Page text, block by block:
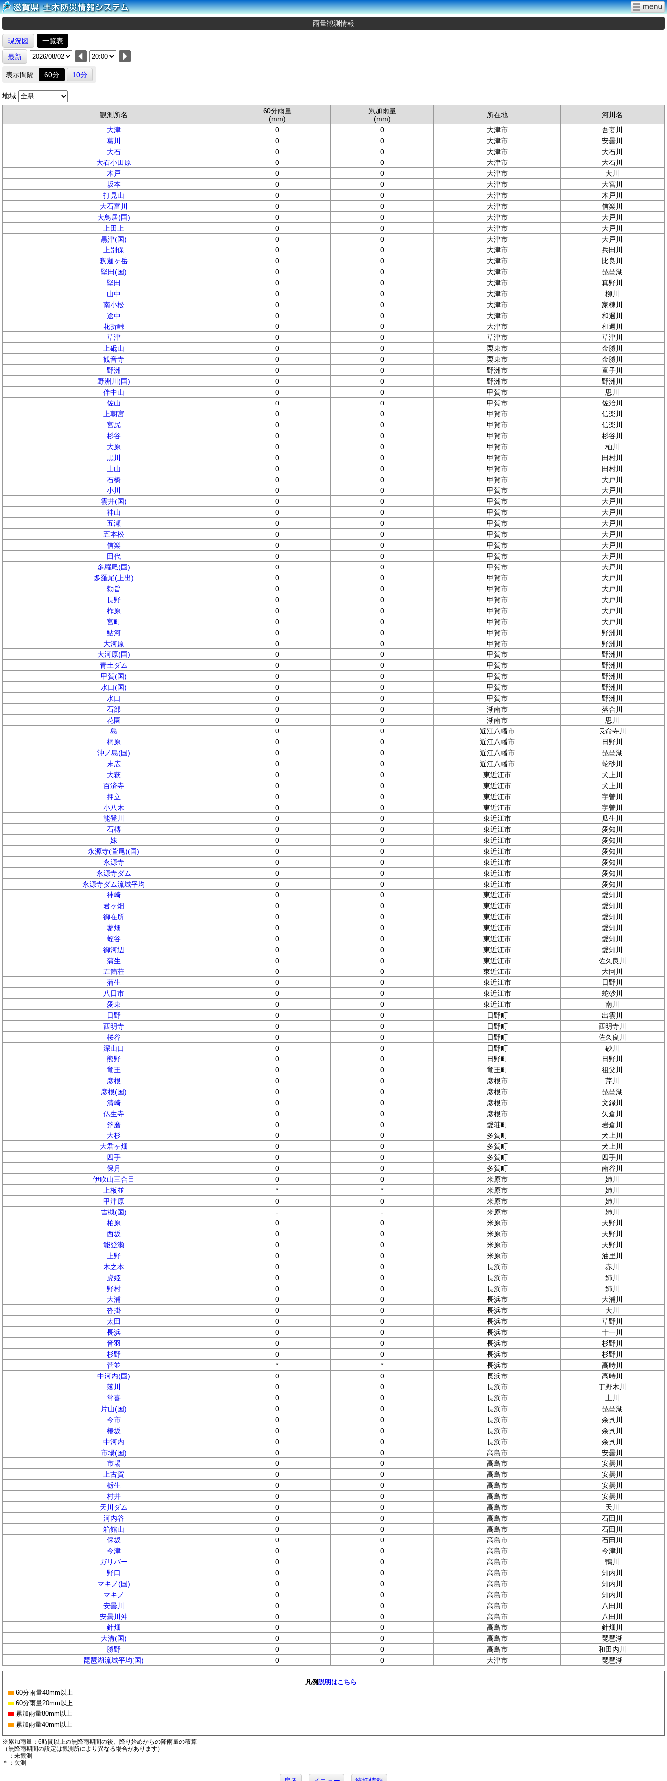
雨量観測情報
現況図
一覧表
最新
表示間隔 60分 10分
地域
観測所名
60分雨量
(mm)
累加雨量
(mm)
所在地
河川名
大津
0 0 大津市
吾妻川
葛川
0 0 大津市
安曇川
大石
0 0 大津市
大石川
大石小田原
0 0 大津市
大石川
木戸
0 0 大津市
大川
坂本
0 0 大津市
大宮川
打見山
0 0 大津市
木戸川
大石富川
0 0 大津市
信楽川
大鳥居(国)
0 0 大津市
大戸川
上田上
0 0 大津市
大戸川
黒津(国)
0 0 大津市
大戸川
上別保
0 0 大津市
兵田川
釈迦ヶ岳
0 0 大津市
比良川
堅田(国)
0 0 大津市
琵琶湖
堅田
0 0 大津市
真野川
山中
0 0 大津市
柳川
南小松
0 0 大津市
家棟川
途中
0 0 大津市
和邇川
花折峠
0 0 大津市
和邇川
草津
0 0 草津市
草津川
上砥山
0 0 栗東市
金勝川
観音寺
0 0 栗東市
金勝川
野洲
0 0 野洲市
童子川
野洲川(国)
0 0 野洲市
野洲川
伴中山
0 0 甲賀市
思川
佐山
0 0 甲賀市
佐治川
上朝宮
0 0 甲賀市
信楽川
宮尻
0 0 甲賀市
信楽川
杉谷
0 0 甲賀市
杉谷川
大原
0 0 甲賀市
杣川
黒川
0 0 甲賀市
田村川
土山
0 0 甲賀市
田村川
石橋
0 0 甲賀市
大戸川
小川
0 0 甲賀市
大戸川
雲井(国)
0 0 甲賀市
大戸川
神山
0 0 甲賀市
大戸川
五瀬
0 0 甲賀市
大戸川
五本松
0 0 甲賀市
大戸川
信楽
0 0 甲賀市
大戸川
田代
0 0 甲賀市
大戸川
多羅尾(国)
0 0 甲賀市
大戸川
多羅尾(上出)
0 0 甲賀市
大戸川
勅旨
0 0 甲賀市
大戸川
長野
0 0 甲賀市
大戸川
柞原
0 0 甲賀市
大戸川
宮町
0 0 甲賀市
大戸川
鮎河
0 0 甲賀市
野洲川
大河原
0 0 甲賀市
野洲川
大河原(国)
0 0 甲賀市
野洲川
青土ダム
0 0 甲賀市
野洲川
甲賀(国)
0 0 甲賀市
野洲川
水口(国)
0 0 甲賀市
野洲川
水口
0 0 甲賀市
野洲川
石部
0 0 湖南市
落合川
花園
0 0 湖南市
思川
島
0 0 近江八幡市
長命寺川
桐原
0 0 近江八幡市
日野川
沖ノ島(国)
0 0 近江八幡市
琵琶湖
末広
0 0 近江八幡市
蛇砂川
大萩
0 0 東近江市
犬上川
百済寺
0 0 東近江市
犬上川
押立
0 0 東近江市
宇曽川
小八木
0 0 東近江市
宇曽川
能登川
0 0 東近江市
瓜生川
石槫
0 0 東近江市
愛知川
妹
0 0 東近江市
愛知川
永源寺(萱尾)(国)
0 0 東近江市
愛知川
永源寺
0 0 東近江市
愛知川
永源寺ダム
0 0 東近江市
愛知川
永源寺ダム流域平均
0 0 東近江市
愛知川
神崎
0 0 東近江市
愛知川
君ヶ畑
0 0 東近江市
愛知川
御在所
0 0 東近江市
愛知川
蓼畑
0 0 東近江市
愛知川
蛭谷
0 0 東近江市
愛知川
御河辺
0 0 東近江市
愛知川
蒲生
0 0 東近江市
佐久良川
五箇荘
0 0 東近江市
大同川
蒲生
0 0 東近江市
日野川
八日市
0 0 東近江市
蛇砂川
愛東
0 0 東近江市
南川
日野
0 0 日野町
出雲川
西明寺
0 0 日野町
西明寺川
桜谷
0 0 日野町
佐久良川
深山口
0 0 日野町
砂川
熊野
0 0 日野町
日野川
竜王
0 0 竜王町
祖父川
彦根
0 0 彦根市
芹川
彦根(国)
0 0 彦根市
琵琶湖
清崎
0 0 彦根市
文録川
仏生寺
0 0 彦根市
矢倉川
斧磨
0 0 愛荘町
岩倉川
大杉
0 0 多賀町
犬上川
大君ヶ畑
0 0 多賀町
犬上川
四手
0 0 多賀町
四手川
保月
0 0 多賀町
南谷川
伊吹山三合目
0 0 米原市
姉川
上板並
* * 米原市
姉川
甲津原
0 0 米原市
姉川
吉槻(国)
- - 米原市
姉川
柏原
0 0 米原市
天野川
西坂
0 0 米原市
天野川
能登瀬
0 0 米原市
天野川
上野
0 0 米原市
油里川
木之本
0 0 長浜市
赤川
虎姫
0 0 長浜市
姉川
野村
0 0 長浜市
姉川
大浦
0 0 長浜市
大浦川
沓掛
0 0 長浜市
大川
太田
0 0 長浜市
草野川
長浜
0 0 長浜市
十一川
音羽
0 0 長浜市
杉野川
杉野
0 0 長浜市
杉野川
菅並
* * 長浜市
高時川
中河内(国)
0 0 長浜市
高時川
落川
0 0 長浜市
丁野木川
常喜
0 0 長浜市
土川
片山(国)
0 0 長浜市
琵琶湖
今市
0 0 長浜市
余呉川
椿坂
0 0 長浜市
余呉川
中河内
0 0 長浜市
余呉川
市場(国)
0 0 高島市
安曇川
市場
0 0 高島市
安曇川
上古賀
0 0 高島市
安曇川
栃生
0 0 高島市
安曇川
村井
0 0 高島市
安曇川
天川ダム
0 0 高島市
天川
河内谷
0 0 高島市
石田川
箱館山
0 0 高島市
石田川
保坂
0 0 高島市
石田川
今津
0 0 高島市
今津川
ガリバー
0 0 高島市
鴨川
野口
0 0 高島市
知内川
マキノ(国)
0 0 高島市
知内川
マキノ
0 0 高島市
知内川
安曇川
0 0 高島市
八田川
安曇川沖
0 0 高島市
八田川
針畑
0 0 高島市
針畑川
大溝(国)
0 0 高島市
琵琶湖
勝野
0 0 高島市
和田内川
琵琶湖流域平均(国)
0 0 大津市 琵琶湖
凡例説明はこちら
60分雨量40mm以上
60分雨量20mm以上
累加雨量80mm以上
累加雨量40mm以上
※累加雨量：6時間以上の無降雨期間の後、降り始めからの降雨量の積算
（無降雨期間の設定は観測所により異なる場合があります）
－：未観測
＊：欠測